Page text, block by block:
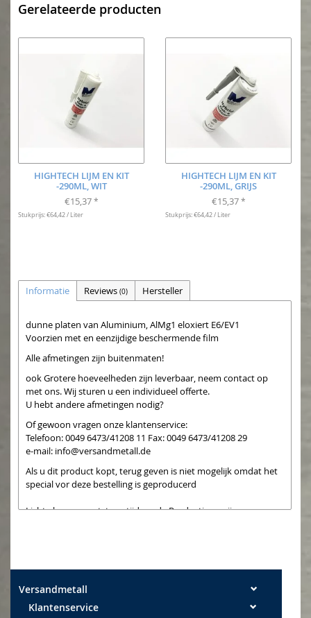
Gerelateerde producten
HIGHTECH LIJM EN KIT
-290ML, WIT
€15,37 *
Stukprijs: €64,42 / Liter
HIGHTECH LIJM EN KIT
-290ML, GRIJS
€15,37 *
Stukprijs: €64,42 / Liter
Informatie Reviews (0) Hersteller
dunne platen van Aluminium, AlMg1 eloxiert E6/EV1
Voorzien met en eenzijdige beschermende film
Alle afmetingen zijn buitenmaten!
ook Grotere hoeveelheden zijn leverbaar, neem contact op
met ons. Wij sturen u een individueel offerte.
U hebt andere afmetingen nodig?
Of gewoon vragen onze klantenservice:
Telefoon: 0049 6473/41208 11 Fax: 0049 6473/41208 29
e-mail: info@versandmetall.de
Als u dit product kopt, terug geven is niet mogelijk omdat het
special vor deze bestelling is geproducerd
Lichte krassen ontstaan tijdens de Productie en zijn geen
Versandmetall
Klantenservice